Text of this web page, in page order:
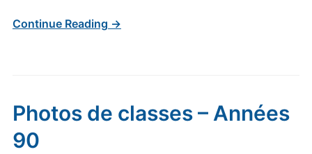
Continue Reading →
Photos de classes – Années
90